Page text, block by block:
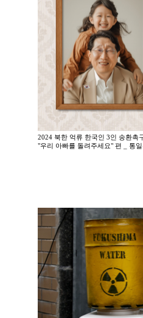
2024 북한 억류 한국인 3인 송환촉
"우리 아빠를 돌려주세요" 편 _ 통